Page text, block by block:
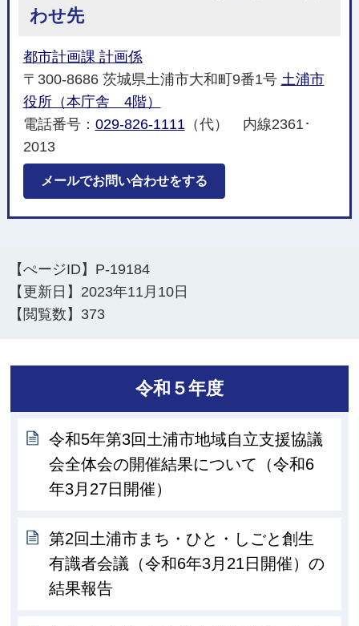
わせ先
都市計画課 計画係
〒300-8686 茨城県土浦市大和町9番1号 土浦市
役所（本庁舎 4階）
電話番号： 029-826-1111 （代） 内線2361･
2013
メールでお問い合わせをする
【ぺージID】 P-19184
【更新日】 2023年11月10日
【閲覧数】 373
令和５年度
令和5年第3回土浦市地域自立支援協議
会全体会の開催結果について（令和6
年3月27日開催）
第2回土浦市まち・ひと・しごと創生
有識者会議（令和6年3月21日開催）の
結果報告